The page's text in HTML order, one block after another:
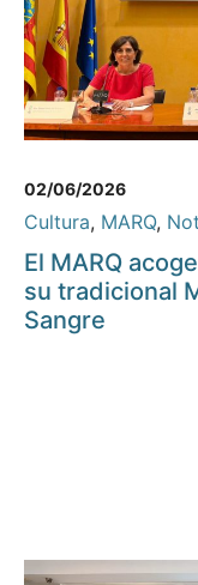
02/06/2026
Cultura, MARQ,
El MARQ
su tradicional
Sangre